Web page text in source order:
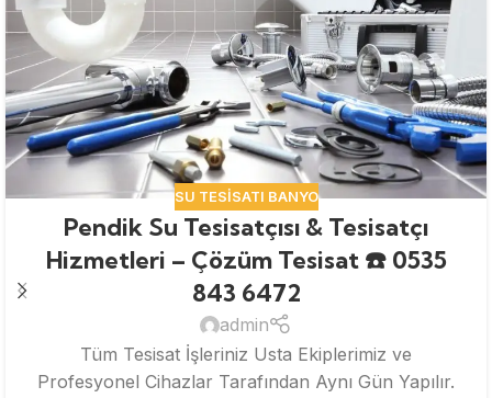
SU TESISATI BANYO
Pendik Su Tesisatçısı & Tesisatçı
Hizmetleri – Çözüm Tesisat ☎️ 0535
843 6472
admin
Tüm Tesisat İşleriniz Usta Ekiplerimiz ve
Profesyonel Cihazlar Tarafından Aynı Gün Yapılır.